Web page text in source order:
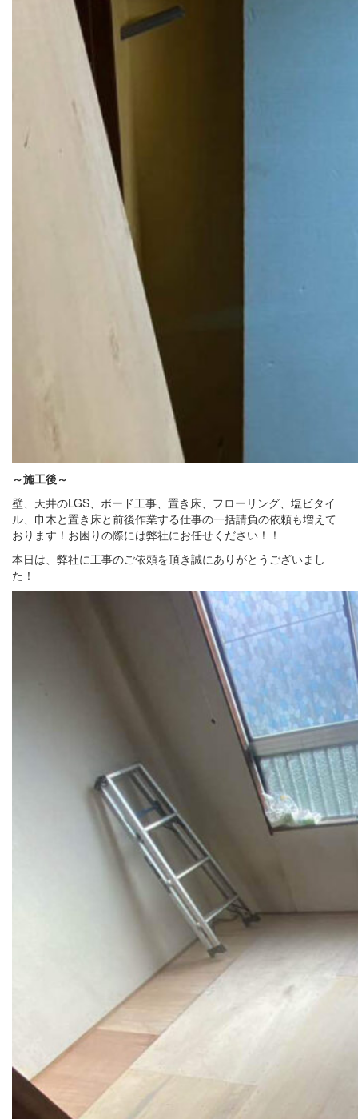
～施工後～
壁、天井のLGS、ボード工事、置き床、フローリング、塩ビタイ
ル、巾木と置き床と前後作業する仕事の一括請負の依頼も増えて
おります！お困りの際には弊社にお任せください！！
本日は、弊社に工事のご依頼を頂き誠にありがとうございまし
た！